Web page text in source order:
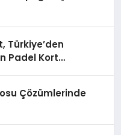
Türkiye’den
Padel Kort
Çözümlerinde